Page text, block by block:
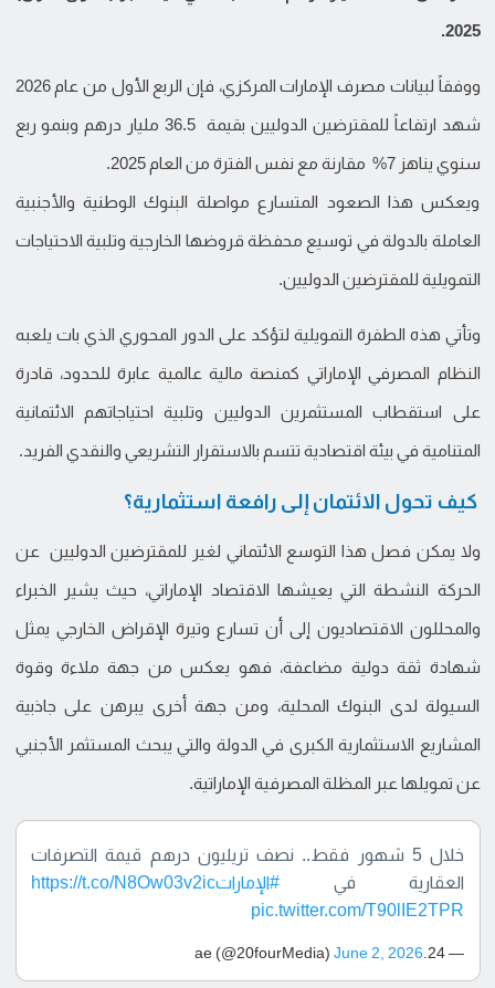
2025.
ووفقاً لبيانات مصرف الإمارات المركزي، فإن الربع الأول من عام 2026
شهد ارتفاعاً للمقترضين الدوليين بقيمة 36.5 مليار درهم وبنمو ربع
سنوي يناهز 7% مقارنة مع نفس الفترة من العام 2025.
ويعكس هذا الصعود المتسارع مواصلة البنوك الوطنية والأجنبية
العاملة بالدولة في توسيع محفظة قروضها الخارجية وتلبية الاحتياجات
التمويلية للمقترضين الدوليين.
وتأتي هذه الطفرة التمويلية لتؤكد على الدور المحوري الذي بات يلعبه
النظام المصرفي الإماراتي كمنصة مالية عالمية عابرة للحدود، قادرة
على استقطاب المستثمرين الدوليين وتلبية احتياجاتهم الائتمانية
المتنامية في بيئة اقتصادية تتسم بالاستقرار التشريعي والنقدي الفريد.
كيف تحول الائتمان إلى رافعة استثمارية؟
ولا يمكن فصل هذا التوسع الائتماني لغير للمقترضين الدوليين عن
الحركة النشطة التي يعيشها الاقتصاد الإماراتي، حيث يشير الخبراء
والمحللون الاقتصاديون إلى أن تسارع وتيرة الإقراض الخارجي يمثل
شهادة ثقة دولية مضاعفة، فهو يعكس من جهة ملاءة وقوة
السيولة لدى البنوك المحلية، ومن جهة أخرى يبرهن على جاذبية
المشاريع الاستثمارية الكبرى في الدولة والتي يبحث المستثمر الأجنبي
عن تمويلها عبر المظلة المصرفية الإماراتية.
خلال 5 شهور فقط.. نصف تريليون درهم قيمة التصرفات
العقارية في #الإماراتhttps://t.co/N8Ow03v2ic
pic.twitter.com/T90lIE2TPR
— 24.ae (@20fourMedia)
June 2, 2026